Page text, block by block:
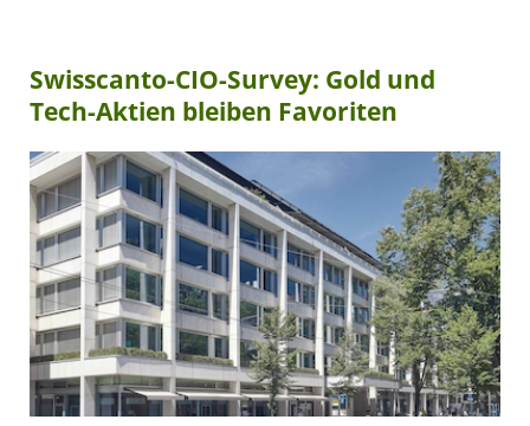
Swisscanto-CIO-Survey: Gold und
Tech-Aktien bleiben Favoriten